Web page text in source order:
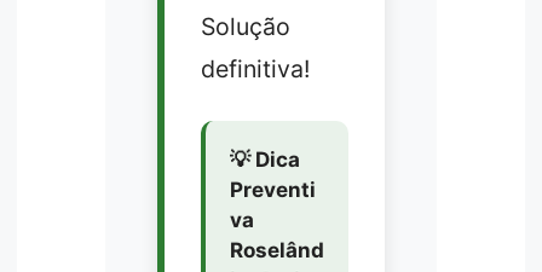
Solução
definitiva!
💡 Dica
Preventi
va
Roselând